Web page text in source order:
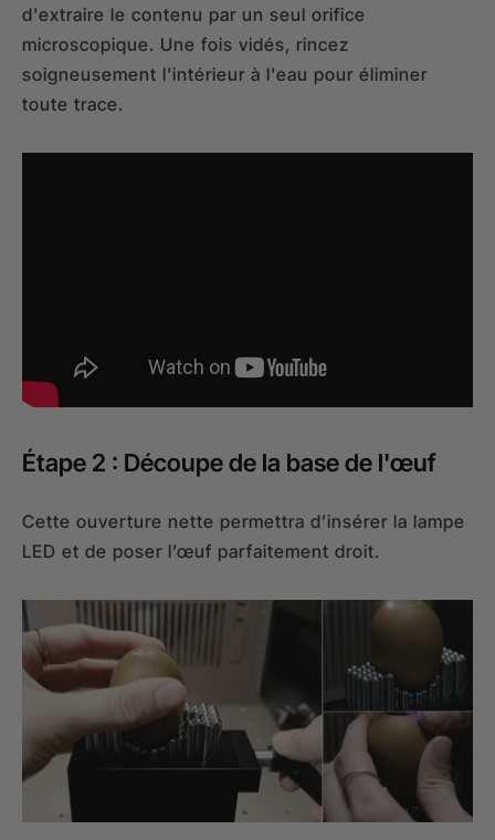
d'extraire le contenu par un seul orifice
microscopique. Une fois vidés, rincez
soigneusement l'intérieur à l'eau pour éliminer
toute trace.
Étape 2 : Découpe de la base de l'œuf
Cette ouverture nette permettra d’insérer la lampe
LED et de poser l’œuf parfaitement droit.